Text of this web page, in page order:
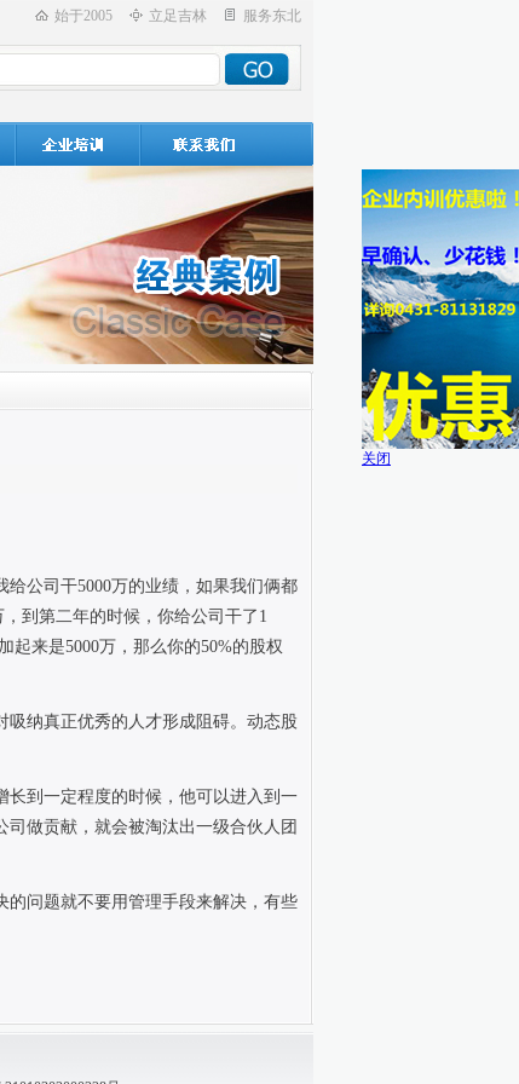
始于2005 立足吉林 服务东北
给公司干5000万的业绩，如果我们俩都
，到第二年的时候，你给公司干了1
起来是5000万，那么你的50%的股权
吸纳真正优秀的人才形成阻碍。动态股
长到一定程度的时候，他可以进入到一
做贡献，就会被淘汰出一级合伙人团
问题就不要用管理手段来解决，有些
关闭